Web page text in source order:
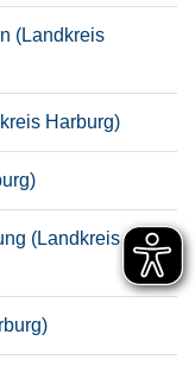
(Landkreis
Harburg)
(Landkreis